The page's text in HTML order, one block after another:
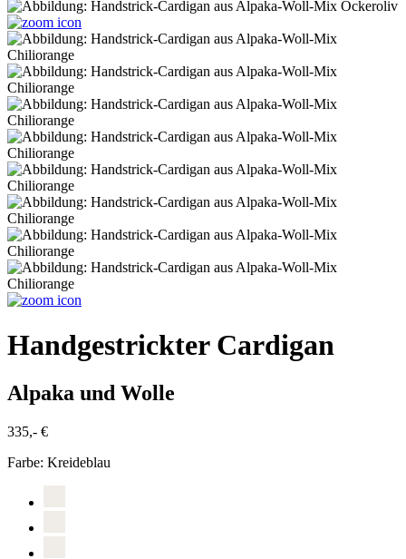
Handgestrickter Cardigan
Alpaka und Wolle
335,- €
Farbe: Kreideblau